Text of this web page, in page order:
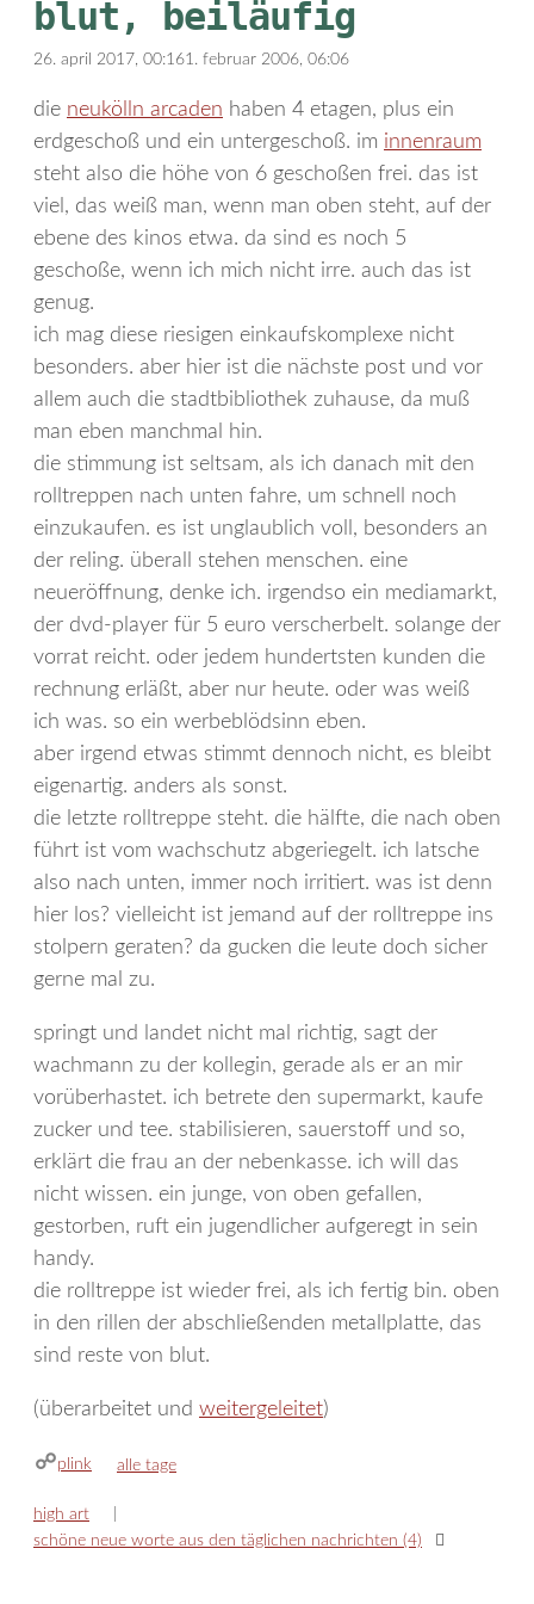
blut, beiläufig
26. april 2017, 00:161. februar 2006, 06:06
die neukölln arcaden haben 4 etagen, plus ein
erdgeschoß und ein untergeschoß. im innenraum
steht also die höhe von 6 geschoßen frei. das ist
viel, das weiß man, wenn man oben steht, auf der
ebene des kinos etwa. da sind es noch 5
geschoße, wenn ich mich nicht irre. auch das ist
genug.
ich mag diese riesigen einkaufskomplexe nicht
besonders. aber hier ist die nächste post und vor
allem auch die stadtbibliothek zuhause, da muß
man eben manchmal hin.
die stimmung ist seltsam, als ich danach mit den
rolltreppen nach unten fahre, um schnell noch
einzukaufen. es ist unglaublich voll, besonders an
der reling. überall stehen menschen. eine
neueröffnung, denke ich. irgendso ein mediamarkt,
der dvd-player für 5 euro verscherbelt. solange der
vorrat reicht. oder jedem hundertsten kunden die
rechnung erläßt, aber nur heute. oder was weiß
ich was. so ein werbeblödsinn eben.
aber irgend etwas stimmt dennoch nicht, es bleibt
eigenartig. anders als sonst.
die letzte rolltreppe steht. die hälfte, die nach oben
führt ist vom wachschutz abgeriegelt. ich latsche
also nach unten, immer noch irritiert. was ist denn
hier los? vielleicht ist jemand auf der rolltreppe ins
stolpern geraten? da gucken die leute doch sicher
gerne mal zu.
springt und landet nicht mal richtig, sagt der
wachmann zu der kollegin, gerade als er an mir
vorüberhastet. ich betrete den supermarkt, kaufe
zucker und tee. stabilisieren, sauerstoff und so,
erklärt die frau an der nebenkasse. ich will das
nicht wissen. ein junge, von oben gefallen,
gestorben, ruft ein jugendlicher aufgeregt in sein
handy.
die rolltreppe ist wieder frei, als ich fertig bin. oben
in den rillen der abschließenden metallplatte, das
sind reste von blut.
(überarbeitet und weitergeleitet)
plink kategorien
alle tage
high art
schöne neue worte aus den täglichen nachrichten (4)